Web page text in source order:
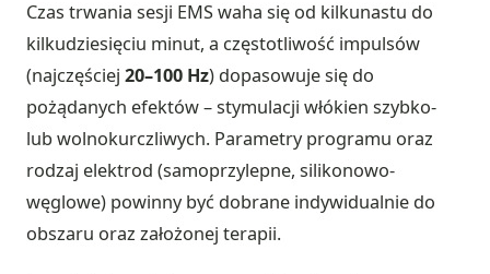
Czas trwania sesji EMS waha się od kilkunastu do
kilkudziesięciu minut, a częstotliwość impulsów
(najczęściej 20–100 Hz) dopasowuje się do
pożądanych efektów – stymulacji włókien szybko-
lub wolnokurczliwych. Parametry programu oraz
rodzaj elektrod (samoprzylepne, silikonowo-
węglowe) powinny być dobrane indywidualnie do
obszaru oraz założonej terapii.